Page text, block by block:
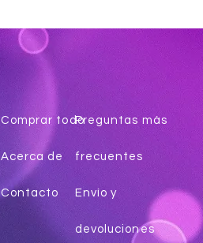
Comprar todo
Acerca de
Contacto
Preguntas más
frecuentes
Envío y
devoluciones